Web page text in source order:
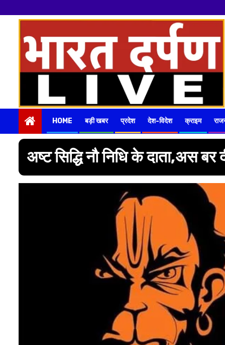
content
HOME बड़ी खबर प्रदेश देश-विदेश क्राइम
अष्ट सिद्धि नौ निधि के दाता,अस बर